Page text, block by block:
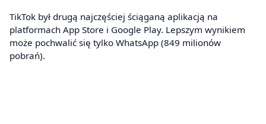
TikTok był drugą najczęściej ściąganą aplikacją na
platformach App Store i Google Play. Lepszym wynikiem
może pochwalić się tylko WhatsApp (849 milionów
pobrań).